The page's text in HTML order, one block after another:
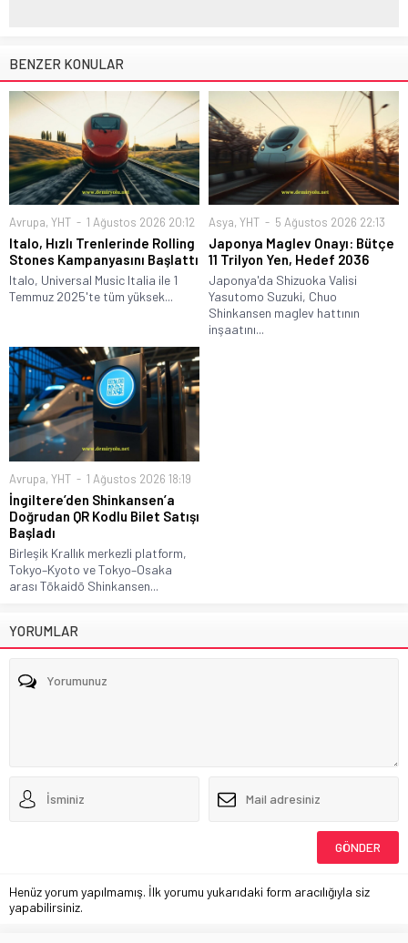
BENZER KONULAR
Avrupa, YHT 1 Ağustos 2026 20:12
Italo, Hızlı Trenlerinde Rolling
Stones Kampanyasını Başlattı
Italo, Universal Music Italia ile 1
Temmuz 2025'te tüm yüksek...
Asya, YHT 5 Ağustos 2026 22:13
Japonya Maglev Onayı: Bütçe
11 Trilyon Yen, Hedef 2036
Japonya'da Shizuoka Valisi
Yasutomo Suzuki, Chuo
Shinkansen maglev hattının
inşaatını...
Avrupa, YHT 1 Ağustos 2026 18:19
İngiltere’den Shinkansen’a
Doğrudan QR Kodlu Bilet Satışı
Başladı
Birleşik Krallık merkezli platform,
Tokyo–Kyoto ve Tokyo–Osaka
arası Tōkaidō Shinkansen...
YORUMLAR
Henüz yorum yapılmamış. İlk yorumu yukarıdaki form aracılığıyla siz
yapabilirsiniz.